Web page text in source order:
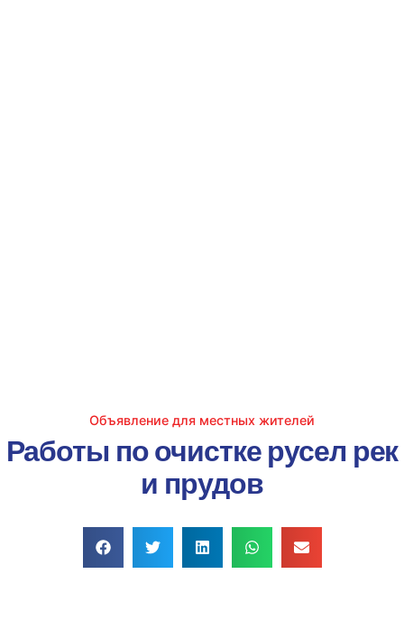
Объявление для местных жителей
Работы по очистке русел рек
и прудов